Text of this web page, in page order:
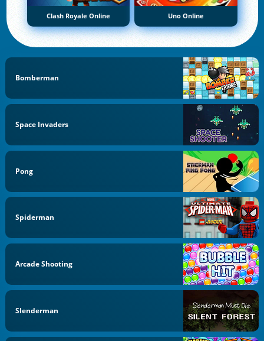
Clash Royale Online Uno Online
Bomberman
Space Invaders
Pong
Spiderman
Arcade Shooting
Slenderman